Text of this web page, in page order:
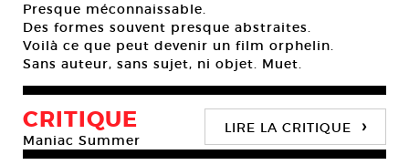
Presque méconnaissable.
Des formes souvent presque abstraites.
Voilà ce que peut devenir un film orphelin.
Sans auteur, sans sujet, ni objet. Muet.
CRITIQUE
Maniac Summer
LIRE LA CRITIQUE ›